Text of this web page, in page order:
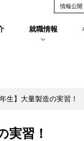
情報公開
就職情報
生】大量製造の実習！
実習！